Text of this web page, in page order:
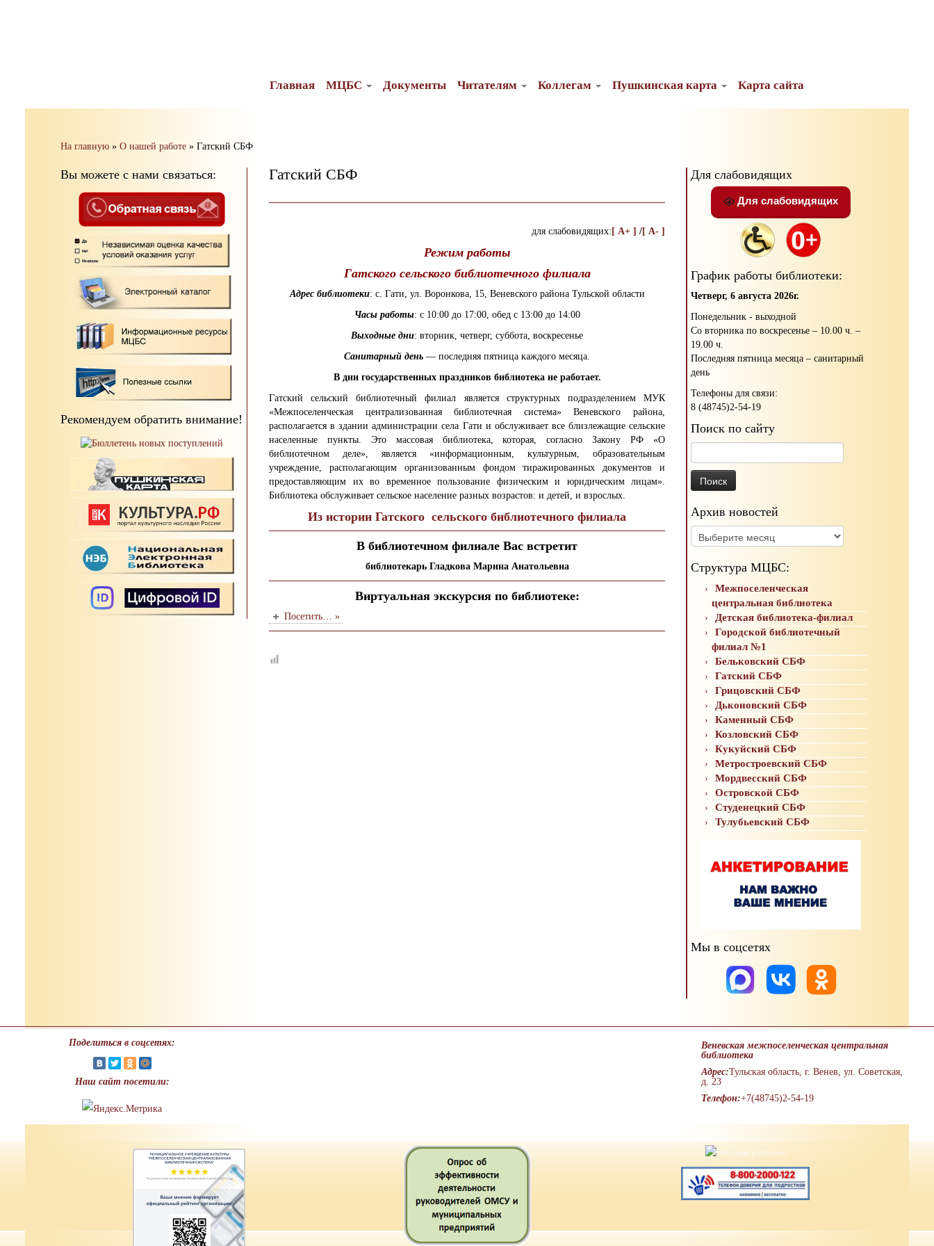
Главная МЦБС Документы Читателям Коллегам Пушкинская карта Карта сайта
На главную » О нашей работе » Гатский СБФ
Вы можете с нами связаться:
Рекомендуем обратить внимание!
Гатский СБФ
для слабовидящих: [ A+ ] /[ A- ]
Режим работы
Гатского сельского библиотечного филиала
Адрес библиотеки: с. Гати, ул. Воронкова, 15, Веневского района Тульской области
Часы работы: с 10:00 до 17:00, обед с 13:00 до 14:00
Выходные дни: вторник, четверг, суббота, воскресенье
Санитарный день — последняя пятница каждого месяца.
В дни государственных праздников библиотека не работает.
Гатский сельский библиотечный филиал является структурных подразделением МУК
«Межпоселенческая централизованная библиотечная система» Веневского района,
располагается в здании администрации села Гати и обслуживает все близлежащие сельские
населенные пункты. Это массовая библиотека, которая, согласно Закону РФ «О
библиотечном деле», является «информационным, культурным, образовательным
учреждение, располагающим организованным фондом тиражированных документов и
предоставляющим их во временное пользование физическим и юридическим лицам».
Библиотека обслуживает сельское население разных возрастов: и детей, и взрослых.
Из истории Гатского сельского библиотечного филиала
В библиотечном филиале Вас встретит
библиотекарь Гладкова Марина Анатольевна
Виртуальная экскурсия по библиотеке:
Посетить… »
Для слабовидящих
Для слабовидящих
График работы библиотеки:
Четверг, 6 августа 2026г.
Понедельник - выходной
Со вторника по воскресенье – 10.00 ч. –
19.00 ч.
Последняя пятница месяца – санитарный
день
Телефоны для связи:
8 (48745)2-54-19
Поиск по сайту
Архив новостей
Архив
новостей
Структура МЦБС:
Межпоселенческая
центральная библиотека
Детская библиотека-филиал
Городской библиотечный
филиал №1
Бельковский СБФ
Гатский СБФ
Грицовский СБФ
Дьконовский СБФ
Каменный СБФ
Козловский СБФ
Кукуйский СБФ
Метростроевский СБФ
Мордвесский СБФ
Островской СБФ
Студенецкий СБФ
Тулубьевский СБФ
Мы в соцсетях
Поделиться в соцсетях:
Наш сайт посетили:
Веневская межпоселенческая центральная
библиотека
Адрес:Тульская область, г. Венев, ул. Советская,
д. 23
Телефон:+7(48745)2-54-19